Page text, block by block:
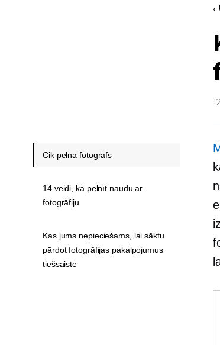
Cik pelna fotogrāfs
14 veidi, kā pelnīt naudu ar
fotogrāfiju
Kas jums nepieciešams, lai sāktu
pārdot fotogrāfijas pakalpojumus
tiešsaistē